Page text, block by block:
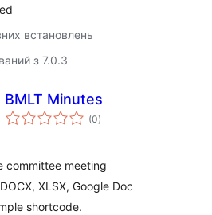
встановлень
з 7.0.3
BMLT Minutes
(0загальний
рейтинг
)
committee meeting
XLSX, Google Doc
shortcode.